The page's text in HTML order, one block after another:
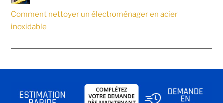
Comment nettoyer un électroménager en acier
inoxidable